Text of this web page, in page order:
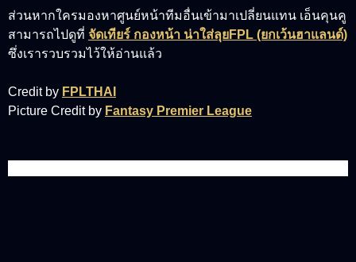
ส่วนหากใครมองหาศูนย์หน้าทีมอื่นเข้ามาเปลี่ยนแทน เอ็นคุนคู
สามารถไปดูที่ จัดเทียร์ กองหน้า น่าใส่ลุยFPL (ยกเว้นฮาแลนด์)
ซึ่งเรารวบรวมไว้ให้อ่านแล้ว
Credit by FPLTHAI
Picture Credit by Fantasy Premier League